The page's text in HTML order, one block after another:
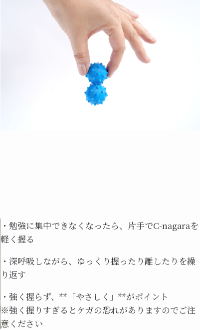
・勉強に集中できなくなったら、片手でC-nagaraを
軽く握る
・深呼吸しながら、ゆっくり握ったり離したりを繰
り返す
・強く握らず、**「やさしく」**がポイント
※強く握りすぎるとケガの恐れがありますのでご注
意ください